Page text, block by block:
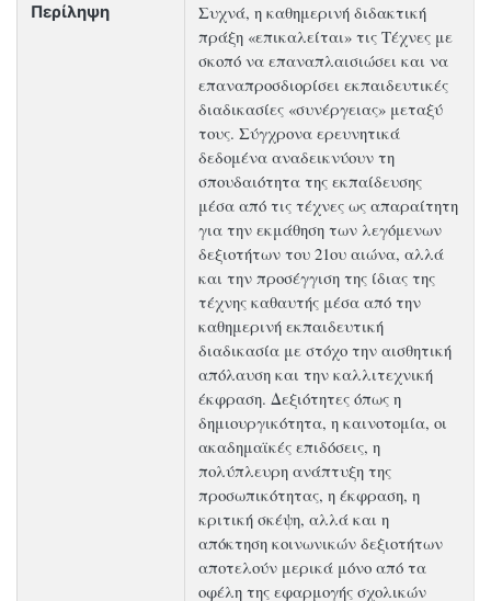
Περίληψη
Συχνά, η καθημερινή διδακτική
πράξη «επικαλείται» τις Τέχνες με
σκοπό να επαναπλαισιώσει και να
επαναπροσδιορίσει εκπαιδευτικές
διαδικασίες «συνέργειας» μεταξύ
τους. Σύγχρονα ερευνητικά
δεδομένα αναδεικνύουν τη
σπουδαιότητα της εκπαίδευσης
μέσα από τις τέχνες ως απαραίτητη
για την εκμάθηση των λεγόμενων
δεξιοτήτων του 21ου αιώνα, αλλά
και την προσέγγιση της ίδιας της
τέχνης καθαυτής μέσα από την
καθημερινή εκπαιδευτική
διαδικασία με στόχο την αισθητική
απόλαυση και την καλλιτεχνική
έκφραση. Δεξιότητες όπως η
δημιουργικότητα, η καινοτομία, οι
ακαδημαϊκές επιδόσεις, η
πολύπλευρη ανάπτυξη της
προσωπικότητας, η έκφραση, η
κριτική σκέψη, αλλά και η
απόκτηση κοινωνικών δεξιοτήτων
αποτελούν μερικά μόνο από τα
οφέλη της εφαρμογής σχολικών